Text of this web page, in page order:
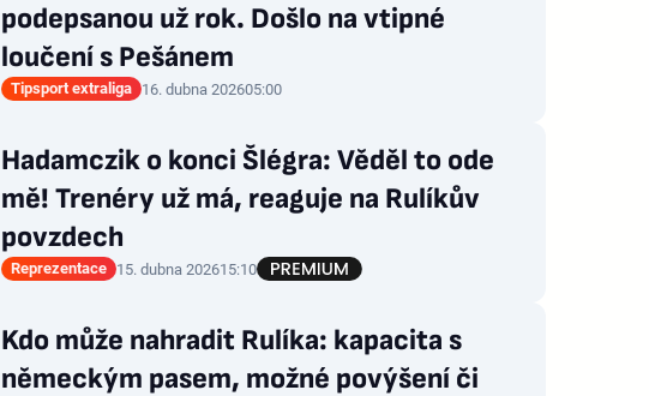
podepsanou už rok. Došlo na vtipné
loučení s Pešánem
Tipsport extraliga 16. dubna 202605:00
Hadamczik o konci Šlégra: Věděl to ode
mě! Trenéry už má, reaguje na Rulíkův
povzdech
Reprezentace 15. dubna 202615:10
Kdo může nahradit Rulíka: kapacita s
německým pasem, možné povýšení či